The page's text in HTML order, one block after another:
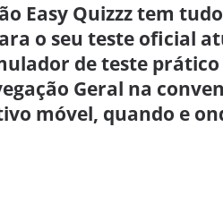
Easy Quizzz tem
o seu teste oficial
de teste prático
Geral na
móvel, quando e